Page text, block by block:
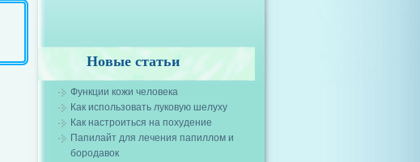
Новые статьи
Функции кожи человека
Как использовать луковую шелуху
Как настроиться на похудение
Папилайт для лечения папиллом и
бородавок